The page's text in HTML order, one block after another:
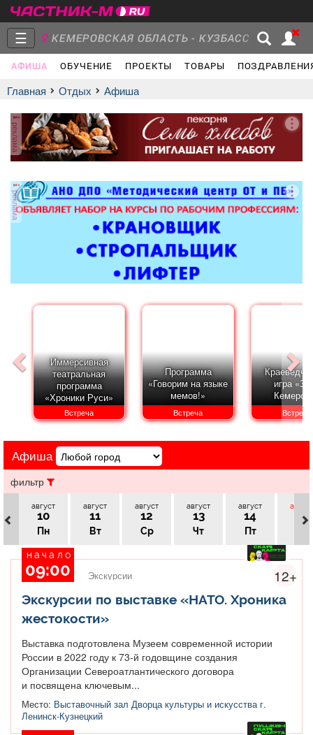
☰ КЕМЕРОВСКАЯ ОБЛАСТЬ - КУЗБАСС
АФИША ОБУЧЕНИЕ ПРОЕКТЫ ТОВАРЫ
Главная
Группы
Объявления Недвижимость Услуги
Транспорт Компании
Поздравления
ТВ программа
Главная Отдых афиша
реклама
реклама
Иммерсивная
театральная
программа
«Хроники Руси»
Встреча
Программа
«Говорим на языке
мемов!»
Встреча
игра
Встреча
Афиша
фильтр
август
10
Пн
август
11
Вт
август
12
Ср
август
13
Чт
август
14
Пт
август
15
12+
начало
09:00 Экскурсии
Экскурсии по выставке «НАТО. Хроника
жестокости»
Выставка подготовлена Музеем современной истории
России в 2022 году к 73-й годовщине создания
Организации Североатлантического договора
и посвящена ключевым...
Место: Выставочный зал Дворца культуры и искусства г.
Ленинск-Кузнецкий